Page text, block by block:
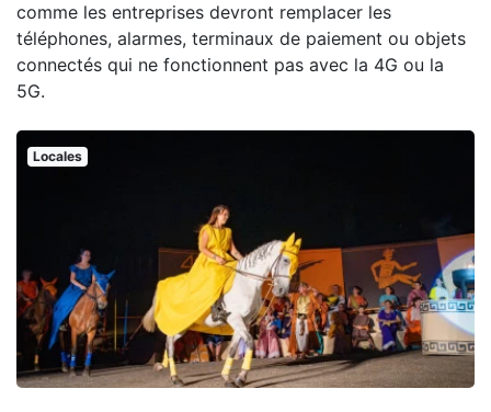
comme les entreprises devront remplacer les
téléphones, alarmes, terminaux de paiement ou objets
connectés qui ne fonctionnent pas avec la 4G ou la
5G.
Locales